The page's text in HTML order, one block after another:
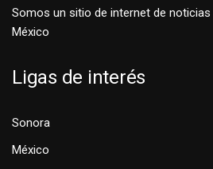
Somos un sitio de internet de
México
Ligas de interés
Sonora
México